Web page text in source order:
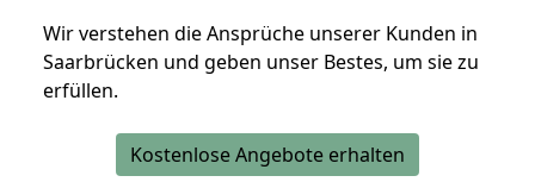
Wir verstehen die Ansprüche unserer Kunden in
Saarbrücken und geben unser Bestes, um sie zu
erfüllen.
Kostenlose Angebote erhalten